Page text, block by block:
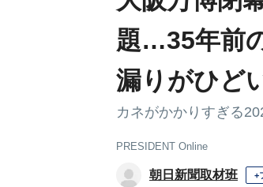
題…35年前
漏りがひど
カネがかかりすぎる
PRESIDENT Online
朝日新聞取材班 +